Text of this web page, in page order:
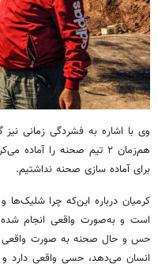
وی با اشاره به فشردگی زمانی
هم‌زمان ۲ تیم صحنه را
برای آماده سازی صحنه نداشتیم.
کرمیان درباره این‌که چرا شلیک‌ها و
است و به‌صورت واقعی انجام شده
حس و حال صحنه به صورت واقعی
انسان می‌دهد، حسی واقعی دارد